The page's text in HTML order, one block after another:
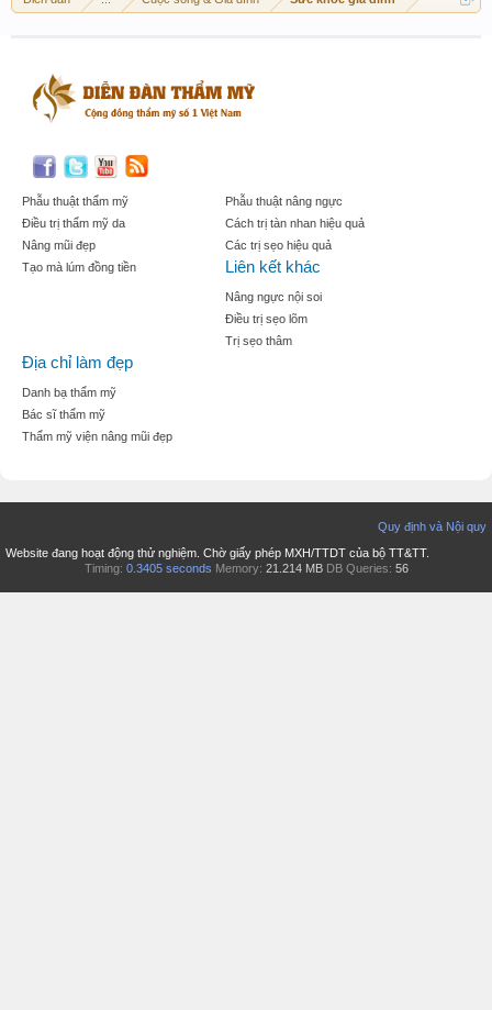
Phẫu thuật thẩm mỹ
Điều trị thẩm mỹ da
Nâng mũi đẹp
Tạo mà lúm đồng tiền
Phẫu thuật nâng ngực
Cách trị tàn nhan hiệu quả
Các trị sẹo hiệu quả
Liên kết khác
Nâng ngực nội soi
Điều trị sẹo lõm
Trị sẹo thâm
Địa chỉ làm đẹp
Danh bạ thẩm mỹ
Bác sĩ thẩm mỹ
Thẩm mỹ viện nâng mũi đẹp
Quy định và Nội quy
Website đang hoạt động thử nghiệm. Chờ giấy phép MXH/TTDT của bộ TT&TT.
Timing: 0.3405 seconds Memory: 21.214 MB DB Queries: 56